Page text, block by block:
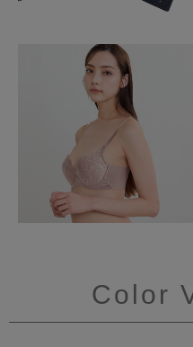
Color